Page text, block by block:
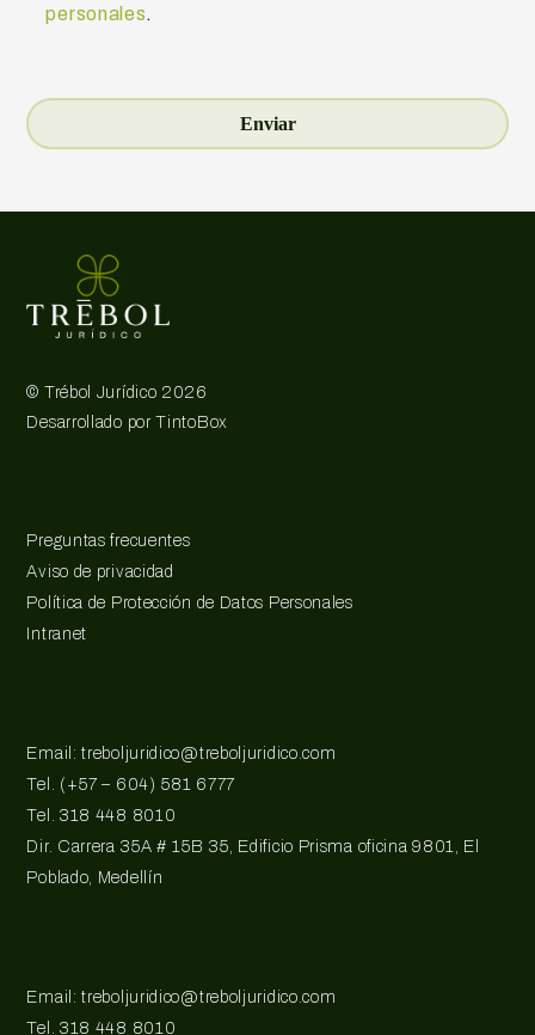
personales.
© Trébol Jurídico 2026
Desarrollado porTintoBox
Preguntas frecuentes
Aviso de privacidad
Política de Protección de Datos Personales
Intranet
Email: treboljuridico@treboljuridico.com
Tel. (+57 – 604) 581 6777
Tel. 318 448 8010
Dir. Carrera 35A # 15B 35, Edificio Prisma oficina 9801, El
Poblado, Medellín
Email: treboljuridico@treboljuridico.com
Tel. 318 448 8010